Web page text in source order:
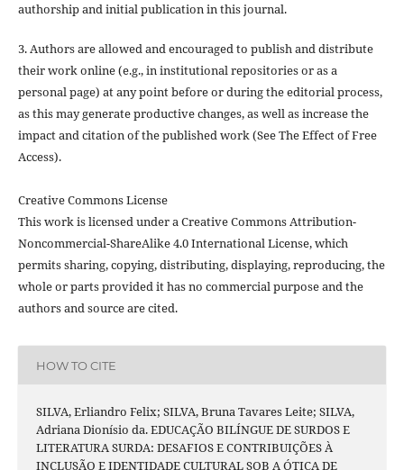
authorship and initial publication in this journal.
3. Authors are allowed and encouraged to publish and distribute
their work online (e.g., in institutional repositories or as a
personal page) at any point before or during the editorial process,
as this may generate productive changes, as well as increase the
impact and citation of the published work (See The Effect of Free
Access).
Creative Commons License
This work is licensed under a Creative Commons Attribution-
Noncommercial-ShareAlike 4.0 International License, which
permits sharing, copying, distributing, displaying, reproducing, the
whole or parts provided it has no commercial purpose and the
authors and source are cited.
HOW TO CITE
SILVA, Erliandro Felix; SILVA, Bruna Tavares Leite; SILVA,
Adriana Dionísio da. EDUCAÇÃO BILÍNGUE DE SURDOS E
LITERATURA SURDA: DESAFIOS E CONTRIBUIÇÕES À
INCLUSÃO E IDENTIDADE CULTURAL SOB A ÓTICA DE